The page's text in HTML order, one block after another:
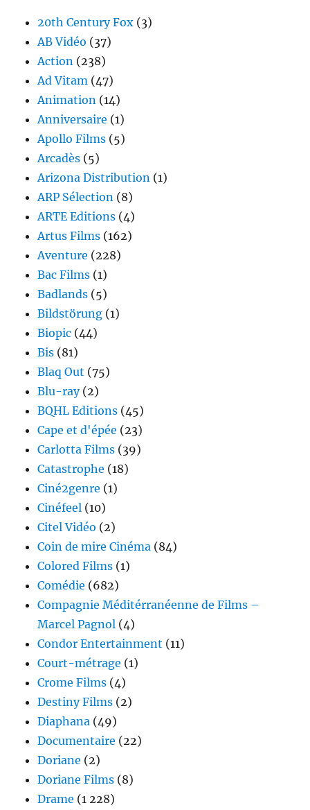
20th Century Fox (3)
AB Vidéo (37)
Action (238)
Ad Vitam (47)
Animation (14)
Anniversaire (1)
Apollo Films (5)
Arcadès (5)
Arizona Distribution (1)
ARP Sélection (8)
ARTE Editions (4)
Artus Films (162)
Aventure (228)
Bac Films (1)
Badlands (5)
Bildstörung (1)
Biopic (44)
Bis (81)
Blaq Out (75)
Blu-ray(2)
BQHL Editions (45)
Cape et d'épée (23)
Carlotta Films (39)
Catastrophe (18)
Ciné2genre (1)
Cinéfeel (10)
Citel Vidéo (2)
Coin de mire Cinéma (84)
Colored Films (1)
Comédie (682)
Compagnie Méditérranéenne de Films –
Marcel Pagnol (4)
Condor Entertainment (11)
Court-métrage (1)
Crome Films (4)
Destiny Films (2)
Diaphana (49)
Documentaire (22)
Doriane (2)
Doriane Films (8)
Drame (1 228)